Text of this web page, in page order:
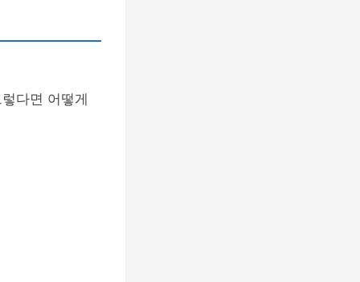
다면 어떻게